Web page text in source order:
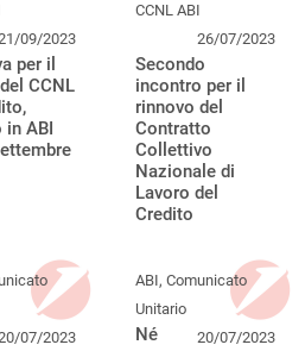
09/2023
per il
CCNL
ABI
CCNL ABI
26/07/2023
Secondo
incontro per il
rinnovo del
Contratto
Collettivo
Nazionale di
Lavoro del
Credito
07/2023
ABI, Comunicato
Unitario
20/07/2023
Né